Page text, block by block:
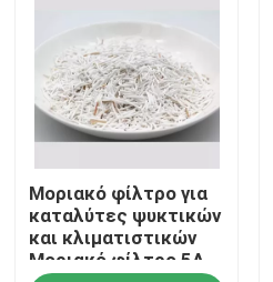
Μοριακό φίλτρο για
καταλύτες ψυκτικών
και κλιματιστικών
Μοριακό φίλτρο 5Α